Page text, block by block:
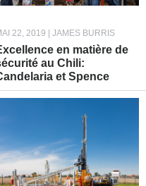
22, 2019 | JAMES BURRIS
en matière de
au Chili:
et Spence